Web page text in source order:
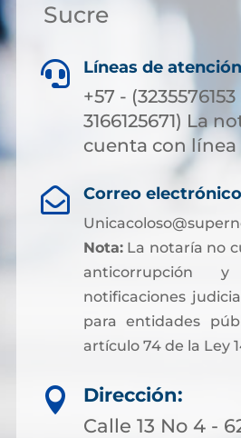
Sucre
 Líneas de
+57 - (3235576153
3166125671) La
cuenta con
 Correo
Nota:La notaría no
anticorrupción
notificaciones
para entidades
artículo 74 de la Ley

Dirección:
Calle 13 No 4 -